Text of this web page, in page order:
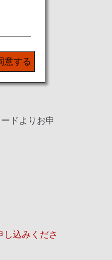
ドよりお申
込みくださ
意する